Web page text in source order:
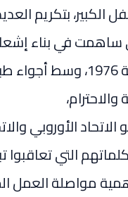
الكبير، بتكريم
في بناء
الأوروبي منذ سنة 1976،
الأوروبي
التي تعاقبوا
مواصلة العمل